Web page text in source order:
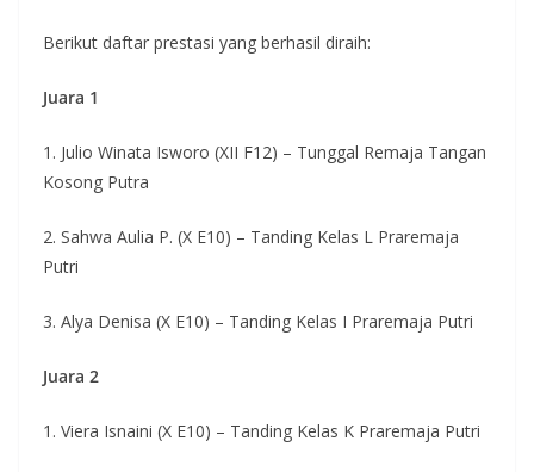
Berikut daftar prestasi yang berhasil diraih:
Juara 1
1. Julio Winata Isworo (XII F12) – Tunggal Remaja Tangan
Kosong Putra
2. Sahwa Aulia P. (X E10) – Tanding Kelas L Praremaja
Putri
3. Alya Denisa (X E10) – Tanding Kelas I Praremaja Putri
Juara 2
1. Viera Isnaini (X E10) – Tanding Kelas K Praremaja Putri